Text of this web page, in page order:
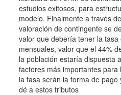
estudios exitosos, para
modelo. Finalmente a través
valoración de contingente se
valor que debería tener la tasa
mensuales, valor que el 44%
la población estaría dispuesta
factores más importantes para
la tasa serán la forma de pago
dé a estos tributos